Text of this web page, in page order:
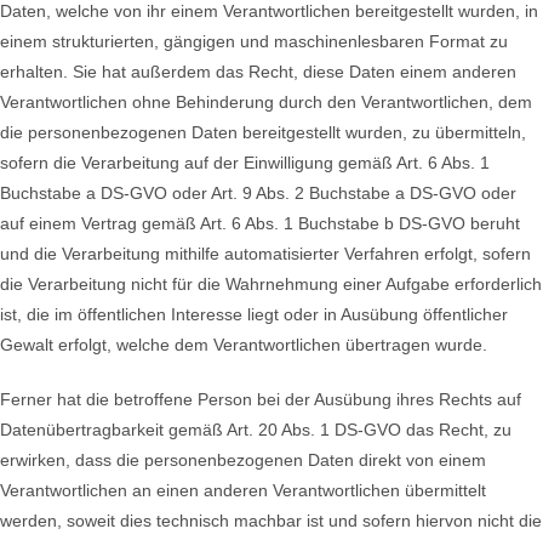
Daten, welche von ihr einem Verantwortlichen bereitgestellt wurden, in
einem strukturierten, gängigen und maschinenlesbaren Format zu
erhalten. Sie hat außerdem das Recht, diese Daten einem anderen
Verantwortlichen ohne Behinderung durch den Verantwortlichen, dem
die personenbezogenen Daten bereitgestellt wurden, zu übermitteln,
sofern die Verarbeitung auf der Einwilligung gemäß Art. 6 Abs. 1
Buchstabe a DS-GVO oder Art. 9 Abs. 2 Buchstabe a DS-GVO oder
auf einem Vertrag gemäß Art. 6 Abs. 1 Buchstabe b DS-GVO beruht
und die Verarbeitung mithilfe automatisierter Verfahren erfolgt, sofern
die Verarbeitung nicht für die Wahrnehmung einer Aufgabe erforderlich
ist, die im öffentlichen Interesse liegt oder in Ausübung öffentlicher
Gewalt erfolgt, welche dem Verantwortlichen übertragen wurde.
Ferner hat die betroffene Person bei der Ausübung ihres Rechts auf
Datenübertragbarkeit gemäß Art. 20 Abs. 1 DS-GVO das Recht, zu
erwirken, dass die personenbezogenen Daten direkt von einem
Verantwortlichen an einen anderen Verantwortlichen übermittelt
werden, soweit dies technisch machbar ist und sofern hiervon nicht die